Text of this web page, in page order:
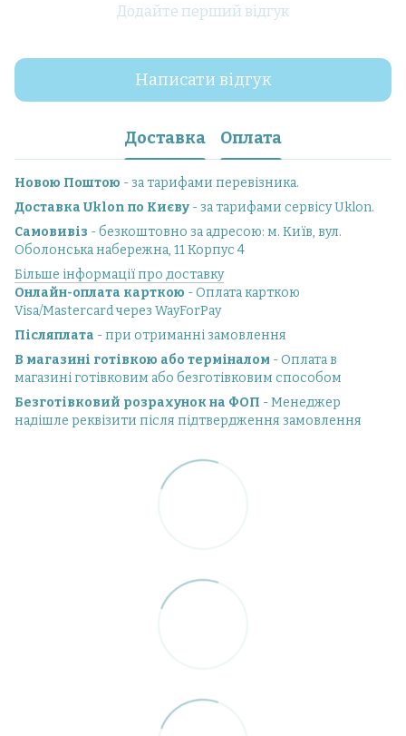
Додайте перший відгук
Написати відгук
Доставка Оплата
Новою Поштою - за тарифами перевізника.
Доставка Uklon по Києву - за тарифами сервісу Uklon.
Самовивіз - безкоштовно за адресою: м. Київ, вул.
Оболонська набережна, 11 Корпус 4
Більше інформації про доставку
Онлайн-оплата карткою - Оплата карткою
Visa/Mastercard через WayForPay
Післяплата - при отриманні замовлення
В магазині готівкою або терміналом - Оплата в
магазині готівковим або безготівковим способом
Безготівковий розрахунок на ФОП - Менеджер
надішле реквізити після підтвердження замовлення